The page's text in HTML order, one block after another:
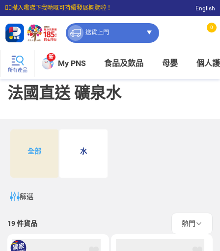
☝🏼㩒入嚟睇下我哋嘅可持續發展概覽啦！
⭐購物滿$399即享免費送貨；滿$100即可免費店取。
English
送貨上門
0
所有產品
新
My PNS 食品及飲品 母嬰 個人
法國直送 礦泉水
全部 水
篩選
19件貨品 熱門